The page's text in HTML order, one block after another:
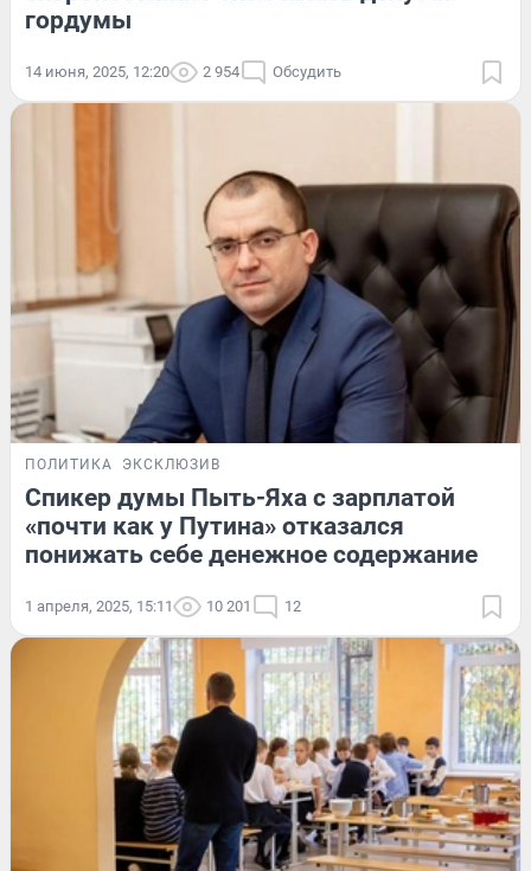
гордумы
14 июня, 2025, 12:20 2 954 Обсудить
ПОЛИТИКА ЭКСКЛЮЗИВ
Спикер думы Пыть-Яха с зарплатой
«почти как у Путина» отказался
понижать себе денежное содержание
1 апреля, 2025, 15:11 10 201 12